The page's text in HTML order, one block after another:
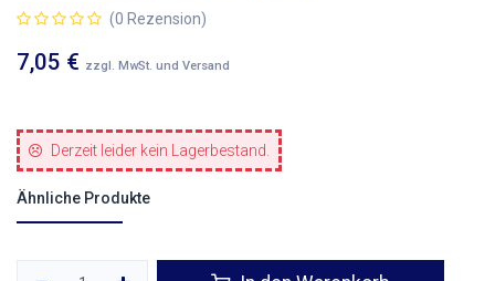
(0 Rezension)
7,05 € zzgl. MwSt. und Versand
Derzeit leider kein Lagerbestand.
Ähnliche Produkte